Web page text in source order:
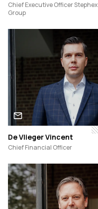
Chief Executive Officer Stephex
Group
De Vlieger Vincent
Chief Financial Officer